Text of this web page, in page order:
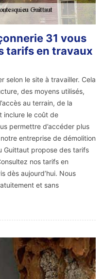
31 vous
tarifs en travaux
selon le site à travailler. Cela
des moyens utilisés,
au terrain, de la
inclure le coût de
permettre d’accéder plus
entreprise de démolition
Guittaut propose des tarifs
nos tarifs en
dès aujourd’hui. Nous
et sans